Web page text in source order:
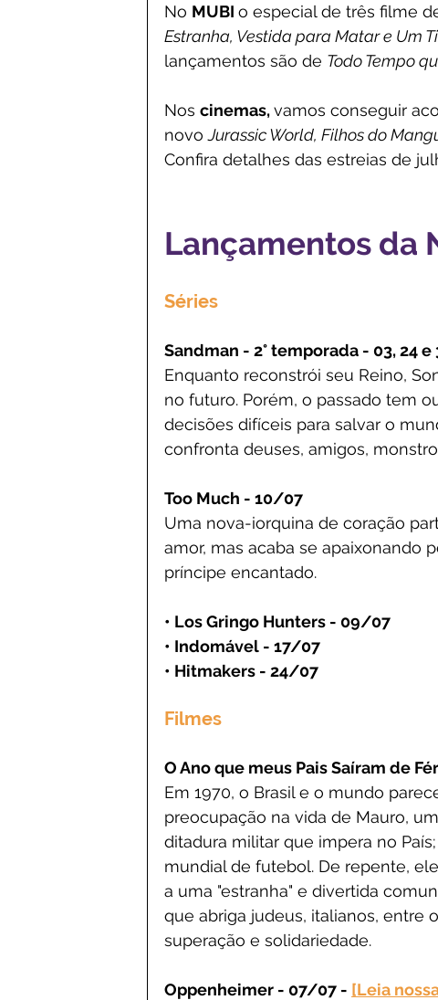
No MUBI o especial de três filme
Estranha, Vestida para Matar e Um
lançamentos são de Todo Tempo
Nos cinemas, vamos conseguir
novo Jurassic World, Filhos do
Confira detalhes das estreias de
Lançamentos da
Séries
Sandman - 2° temporada - 03, 24
Enquanto reconstrói seu Reino,
no futuro. Porém, o passado tem
decisões difíceis para salvar o
confronta deuses, amigos,
Too Much - 10/07
Uma nova-iorquina de coração
amor, mas acaba se apaixonando
príncipe encantado.
• Los Gringo Hunters - 09/07
• Indomável - 17/07
• Hitmakers - 24/07
Filmes
O Ano que meus Pais Saíram de
Em 1970, o Brasil e o mundo
preocupação na vida de Mauro,
ditadura militar que impera no
mundial de futebol. De repente,
a uma "estranha" e divertida
que abriga judeus, italianos, entre
superação e solidariedade.
Oppenheimer - 07/07 - [Leia